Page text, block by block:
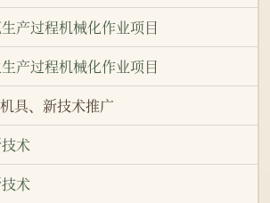
产过程机械化作业项目
产过程机械化作业项目
具、新技术推广
术
术